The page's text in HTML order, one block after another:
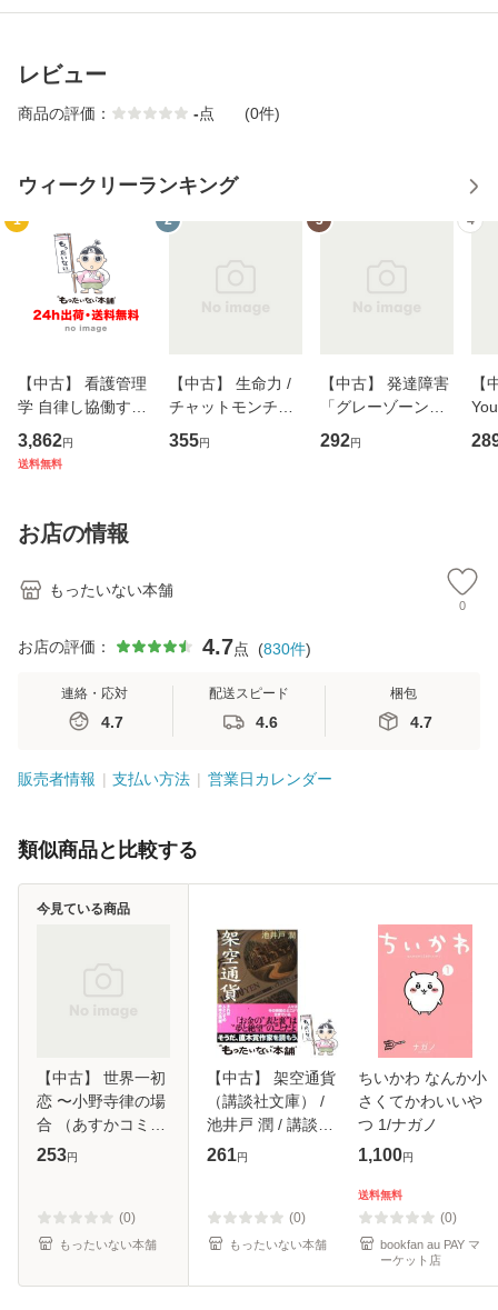
レビュー
商品の評価： -点 (0件)
ウィークリーランキング
1
【中古】 看護管理
学 自律し協働する
専門職の看護マネ
ジメントスキル 改
恵 藤本幸三 / 南江
堂 [単行
3,862円
送料無料
2
【中古】 生命力 /
チャットモンチー /
キューンレコード
[CD]【メール便送
355円
3
【中古】 発達障害
「グレーゾーン」
その正しい理解と
克服法 (SB新書 57
292円
4
【
のが
お店の情報
もったいない本舗
0
お店の評価： 4.7点 (830件)
連絡・応対
4.7
配送スピード
4.6
梱包
4.7
販売者情報 支払い方法 営業日カレンダー
類似商品と比較する
【中古】 世界一初
恋 〜小野寺律の場
合 （あすかコミッ
クスCL−DX） / 中
ック]【メール便送
料無料】
253円
(0)
もったいない本舗
今見ている商品
【中古】 架空通貨
（講談社文庫） /
池井戸 潤 / 講談社
[文庫]【メール便送
261円
(0)
もったいない本舗
ちいかわ なんか小
さくてかわいいや
つ 1/ナガノ
1,100円
送料無料
(0)
bookfan au PAY マ
ーケット店